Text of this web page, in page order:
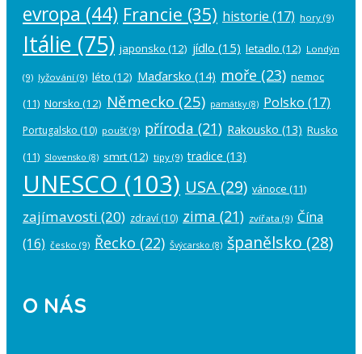
evropa (44) Francie (35) historie (17) hory (9)
Itálie (75) japonsko (12) jídlo (15) letadlo (12) Londýn
(9) lyžování (9) léto (12) Maďarsko (14) moře (23) nemoc
(11) Norsko (12) Německo (25) památky(8) Polsko (17)
Portugalsko (10) poušť(9) příroda (21) Rakousko (13) Rusko
(11) Slovensko (8) smrt(12) tipy (9) tradice (13)
UNESCO (103) USA (29) vánoce (11)
zajímavosti (20) zdraví (10) zima (21) zvířata (9) Čína
(16) česko (9) Řecko (22) Švýcarsko (8) španělsko (28)
O NÁS